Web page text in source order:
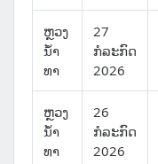
ຫຼວງ
ນໍ້າ
ທາ
27
ກໍລະກົດ
2026
ຫຼວງ
ນໍ້າ
ທາ
26
ກໍລະກົດ
2026